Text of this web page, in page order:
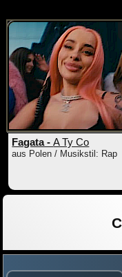
Fagata -A Ty Co
aus Polen / Musikstil: Rap